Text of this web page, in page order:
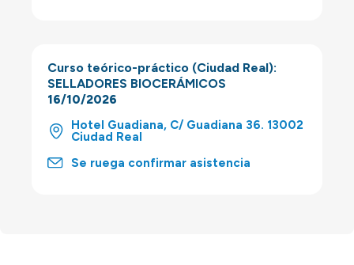
Curso teórico-práctico (Ciudad Real):
SELLADORES BIOCERÁMICOS
16/10/2026
Hotel Guadiana, C/ Guadiana 36. 13002
Ciudad Real
Se ruega confirmar asistencia